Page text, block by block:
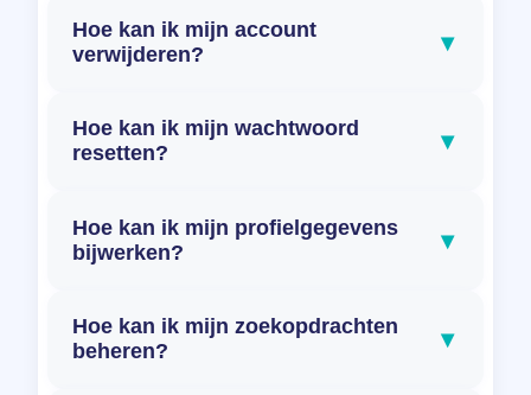
Hoe kan ik mijn account
verwijderen?
▾
Hoe kan ik mijn wachtwoord
resetten?
▾
Hoe kan ik mijn profielgegevens
bijwerken?
▾
Hoe kan ik mijn zoekopdrachten
beheren?
▾